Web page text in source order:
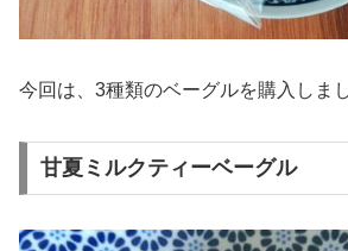
今回は、3種類のベーグルを購入しまし
甘夏ミルクティーベーグル